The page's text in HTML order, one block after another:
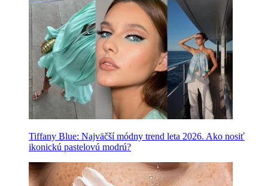
Tiffany Blue: Najväčší módny trend leta 2026. Ako nosiť
ikonickú pastelovú modrú?